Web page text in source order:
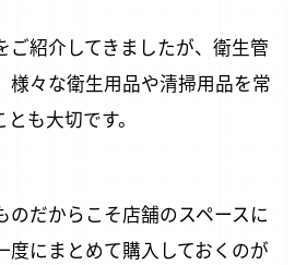
ご紹介してきましたが、衛生管
様々な衛生用品や清掃用品を常
も大切です。
のだからこそ店舗のスペースに
度にまとめて購入しておくのが